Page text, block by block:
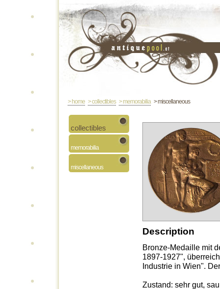
> home > collectibles > memorabilia> miscellaneous
collectibles
memorabilia
miscellaneous
Description
Bronze-Medaille mit
1897-1927",
Industrie in Wien".
Zustand: sehr gut,